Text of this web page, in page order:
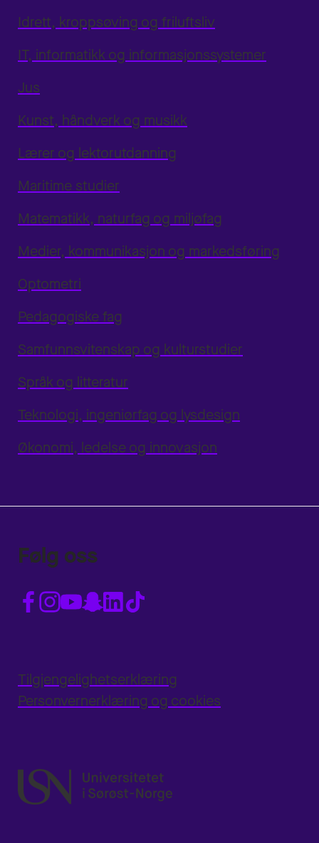
Idrett, kroppsøving og friluftsliv
IT, informatikk og informasjonssystemer
Jus
Kunst, håndverk og musikk
Lærer og lektorutdanning
Maritime studier
Matematikk, naturfag og miljøfag
Medier, kommunikasjon og markedsføring
Optometri
Pedagogiske fag
Samfunnsvitenskap og kulturstudier
Språk og litteratur
Teknologi, ingeniørfag og lysdesign
Økonomi, ledelse og innovasjon
Følg oss
Tilgjengelighetserklæring
Personvernerklæring og cookies